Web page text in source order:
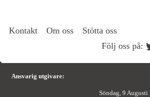
Kontakt Om oss
Stötta oss
Följ oss på:
Ansvarig utgivare:
Söndag, 9